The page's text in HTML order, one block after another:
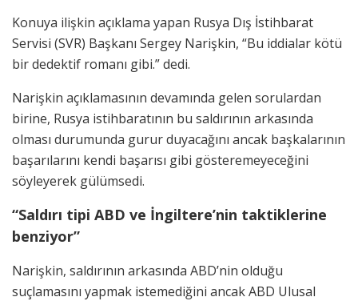
Konuya ilişkin açıklama yapan Rusya Dış İstihbarat
Servisi (SVR) Başkanı Sergey Narişkin, “Bu iddialar kötü
bir dedektif romanı gibi.” dedi.
Narişkin açıklamasının devamında gelen sorulardan
birine, Rusya istihbaratının bu saldırının arkasında
olması durumunda gurur duyacağını ancak başkalarının
başarılarını kendi başarısı gibi gösteremeyeceğini
söyleyerek gülümsedi.
“Saldırı tipi ABD ve İngiltere’nin taktiklerine
benziyor”
Narişkin, saldırının arkasında ABD’nin olduğu
suçlamasını yapmak istemediğini ancak ABD Ulusal